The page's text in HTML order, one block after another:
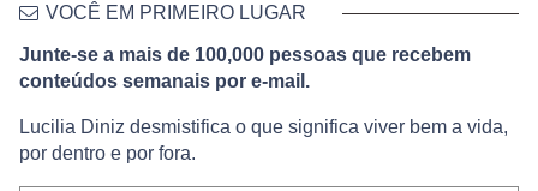
VOCÊ EM PRIMEIRO LUGAR
Junte-se a mais de 100,000 pessoas que recebem
conteúdos semanais por e-mail.
Lucilia Diniz desmistifica o que significa viver bem a vida,
por dentro e por fora.